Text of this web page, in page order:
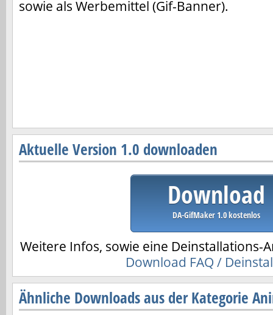
sowie als Werbemittel (Gif-Banner).
Aktuelle Version 1.0 downloaden
Download
DA-GifMaker 1.0 kostenlos
Weitere Infos, sowie eine Deinstallations-
Download FAQ /
Ähnliche Downloads aus der Kategorie